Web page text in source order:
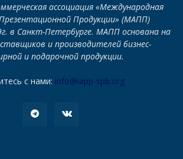
ассоциация «Международная
Продукции» (МАПП)
в Санкт-Петербурге. МАПП основана на
и производителей бизнес-
и подарочной продукции.
с нами: info@iapp-spb.org